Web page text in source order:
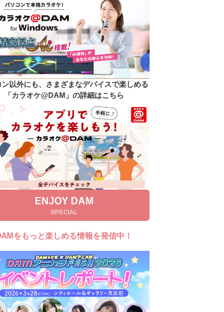
も録音
＠DAM
検索
ーン
くあるご質問
新曲・ランキングなど
ケ最新情報をチェック！
でカラオケ歌い放題！
達と一緒に！練習にも！
ン以外にも、さまざまなデバイスで楽しめる
「カラオケ@DAM」の詳細はこちら
ENJOY DAM
SPECIAL
をもっと楽しめる情報を発信中！